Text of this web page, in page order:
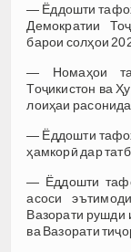
— Ёддошти
Демократии
барои солҳои
— Номаҳои
Тоҷикистон ва
лоиҳаи
— Ёддошти
ҳамкорӣ дар
— Ёддошти
асоси
Вазорати рушди
ва Вазорати